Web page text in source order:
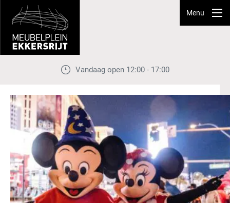
Menu
Vandaag open 12:00 - 17:00